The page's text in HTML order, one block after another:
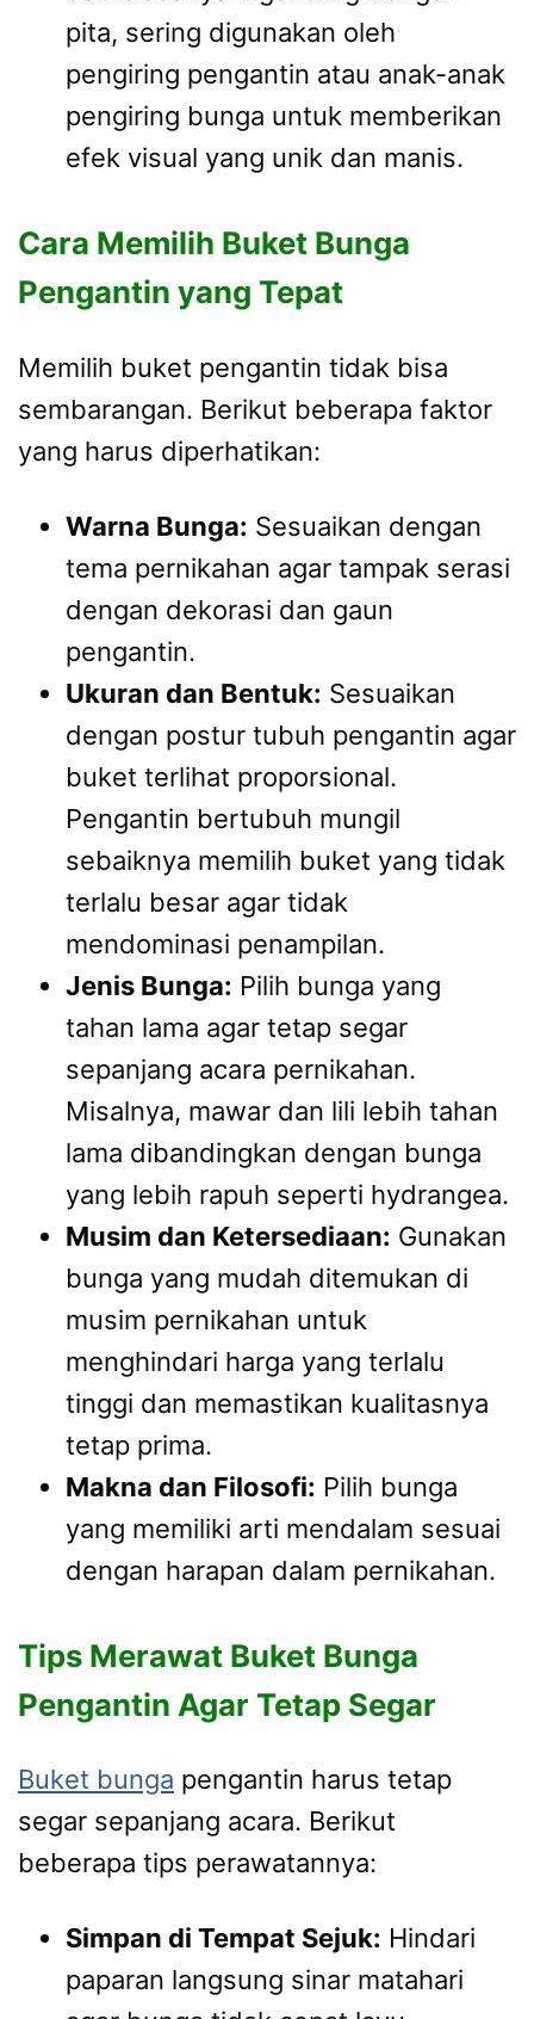
pita, sering digunakan oleh
pengiring pengantin atau anak-anak
pengiring bunga untuk memberikan
efek visual yang unik dan manis.
Cara Memilih Buket Bunga
Pengantin yang Tepat
Memilih buket pengantin tidak bisa
sembarangan. Berikut beberapa faktor
yang harus diperhatikan:
Warna Bunga: Sesuaikan dengan
tema pernikahan agar tampak serasi
dengan dekorasi dan gaun
pengantin.
Ukuran dan Bentuk: Sesuaikan
dengan postur tubuh pengantin agar
buket terlihat proporsional.
Pengantin bertubuh mungil
sebaiknya memilih buket yang tidak
terlalu besar agar tidak
mendominasi penampilan.
Jenis Bunga: Pilih bunga yang
tahan lama agar tetap segar
sepanjang acara pernikahan.
Misalnya, mawar dan lili lebih tahan
lama dibandingkan dengan bunga
yang lebih rapuh seperti hydrangea.
Musim dan Ketersediaan: Gunakan
bunga yang mudah ditemukan di
musim pernikahan untuk
menghindari harga yang terlalu
tinggi dan memastikan kualitasnya
tetap prima.
Makna dan Filosofi: Pilih bunga
yang memiliki arti mendalam sesuai
dengan harapan dalam pernikahan.
Tips Merawat Buket Bunga
Pengantin Agar Tetap Segar
Buket bunga pengantin harus tetap
segar sepanjang acara. Berikut
beberapa tips perawatannya:
Simpan di Tempat Sejuk: Hindari
paparan langsung sinar matahari